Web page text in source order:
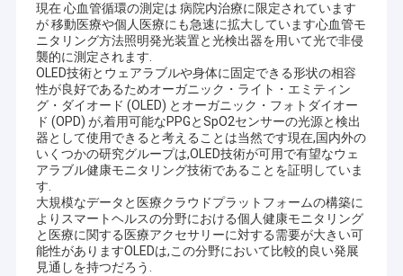
現在 心血管循環の測定は 病院内治療に限定されています
が 移動医療や個人医療にも急速に拡大しています心血管モ
ニタリング方法照明発光装置と光検出器を用いて光で非侵
襲的に測定されます.
OLED技術とウェアラブルや身体に固定できる形状の相容
性が良好であるためオーガニック・ライト・エミティン
グ・ダイオード (OLED) とオーガニック・フォトダイオー
ド (OPD) が,着用可能なPPGとSpO2センサーの光源と検出
器として使用できると考えることは当然です現在,国内外の
いくつかの研究グループは,OLED技術が可用で有望なウェ
アラブル健康モニタリング技術であることを証明していま
す.
大規模なデータと医療クラウドプラットフォームの構築に
よりスマートヘルスの分野における個人健康モニタリング
と医療に関する医療アクセサリーに対する需要が大きい可
能性がありますOLEDは,この分野において比較的良い発展
見通しを持つだろう.